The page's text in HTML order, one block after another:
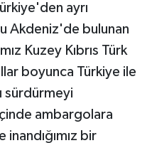
ayrı
Akdeniz'de bulunan
Kuzey Kıbrıs Türk
boyunca Türkiye ile
sürdürmeyi
ambargolara
bir